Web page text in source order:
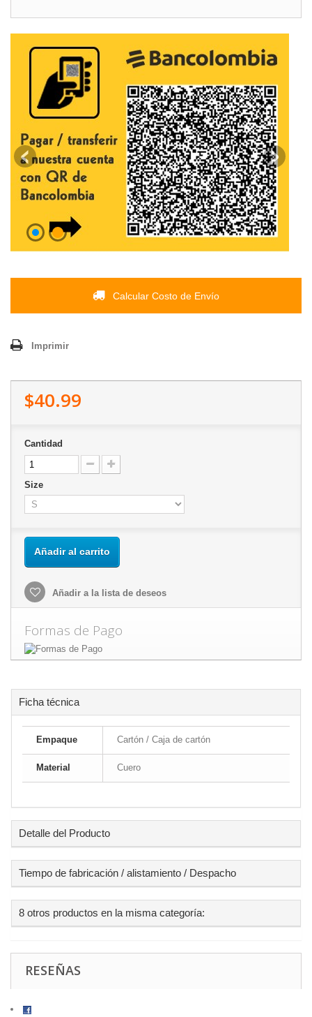
Calcular Costo de Envío
Imprimir
$40.99
Cantidad
Size
Añadir al carrito
Añadir a la lista de deseos
Formas de Pago
Ficha técnica
Empaque Cartón / Caja de cartón
Material Cuero
Detalle del Producto
Tiempo de fabricación / alistamiento / Despacho
8 otros productos en la misma categoría:
RESEÑAS